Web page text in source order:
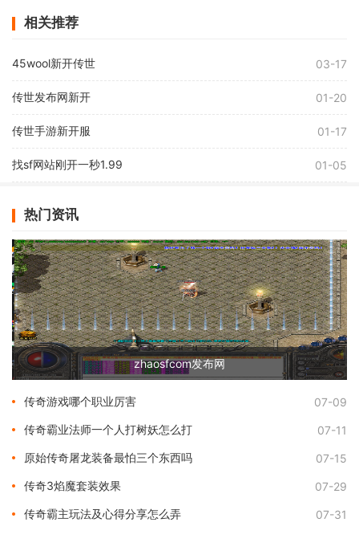
相关推荐
45wool新开传世 03-17
传世发布网新开 01-20
传世手游新开服 01-17
找sf网站刚开一秒1.99 01-05
热门资讯
zhaosfcom发布网
传奇游戏哪个职业厉害
07-09
传奇霸业法师一个人打树妖怎么打
07-11
原始传奇屠龙装备最怕三个东西吗
07-15
传奇3焰魔套装效果
07-29
传奇霸主玩法及心得分享怎么弄
07-31